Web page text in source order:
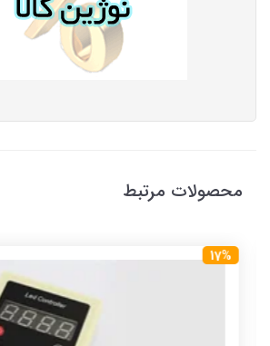
محصولات مرتبط
17%